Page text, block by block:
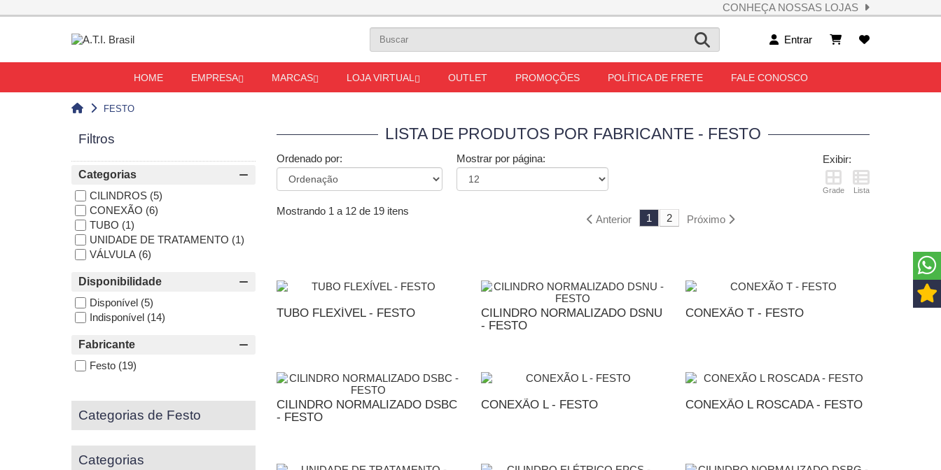
CONHEÇA NOSSAS LOJAS
Entrar
HOME EMPRESA MARCAS LOJA VIRTUAL OUTLET PROMOÇÕES POLÍTICA DE FRETE FALE CONOSCO
FESTO
Filtros
Categorias
CILINDROS (5)
CONEXÃO (6)
TUBO (1)
UNIDADE DE TRATAMENTO (1)
VÁLVULA (6)
Disponibilidade
Disponível (5)
Indisponível (14)
Fabricante
Festo (19)
Categorias de Festo
Categorias
LISTA DE PRODUTOS POR FABRICANTE - FESTO
Exibir:
Grade Lista
Ordenado por: Mostrar por página:
Anterior 1 2 Próximo
Mostrando 1 a 12 de 19 itens
TUBO FLEXÍVEL - FESTO
CILINDRO NORMALIZADO DSNU
- FESTO
CONEXÃO T - FESTO
CILINDRO NORMALIZADO DSBC
- FESTO
CONEXÃO L - FESTO CONEXÃO L ROSCADA - FESTO